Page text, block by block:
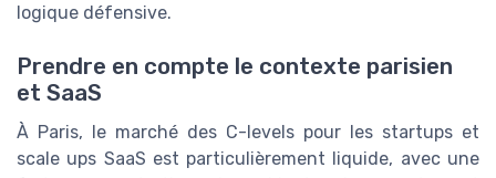
logique défensive.
Prendre en compte le contexte parisien
et SaaS
À Paris, le marché des C-levels pour les startups et
scale ups SaaS est particulièrement liquide, avec une